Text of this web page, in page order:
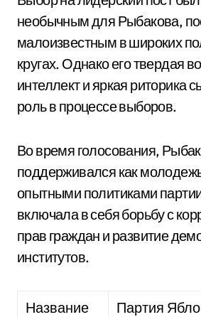
необычным для Рыбакова,
малоизвестным в широких
кругах. Однако его твердая
интеллект и яркая риторика
роль в процессе выборов.
Во время голосования,
поддерживался как
опытными политиками
включала в себя борьбу с
прав граждан и развитие
институтов.
Название
Партия